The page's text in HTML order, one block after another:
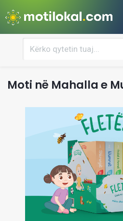
Moti në Mahalla e